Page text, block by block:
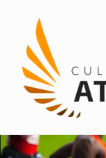
Skip
to Culture
l'athlétisme